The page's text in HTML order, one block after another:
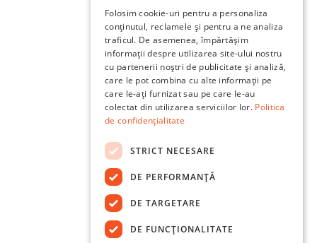
Folosim cookie-uri pentru a personaliza
conținutul, reclamele și pentru a ne analiza
traficul. De asemenea, împărtășim
informații despre utilizarea site-ului nostru
cu partenerii noștri de publicitate și analiză,
care le pot combina cu alte informații pe
care le-ați furnizat sau pe care le-au
colectat din utilizarea serviciilor lor. Politica
de confidențialitate
STRICT NECESARE
DE PERFORMANȚĂ
DE TARGETARE
DE FUNCŢIONALITATE